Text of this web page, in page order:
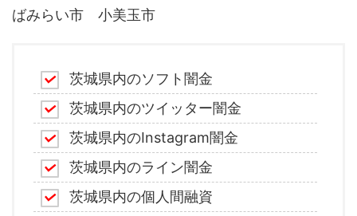
ばみらい市 小美玉市
茨城県内のソフト闇金
茨城県内のツイッター闇金
茨城県内のInstagram闇金
茨城県内のライン闇金
茨城県内の個人間融資